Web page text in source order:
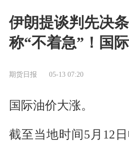
伊朗提谈判先决
称“不着急”！国
期货日报 05-13 07:20
国际油价大涨。
截至当地时间5月12